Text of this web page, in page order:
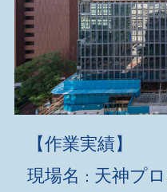
【作業実績】
現場名 ： 天神プ